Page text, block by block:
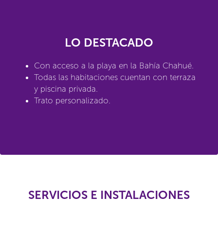
LO DESTACADO
Con acceso a la playa en la Bahía Chahué.
Todas las habitaciones cuentan con terraza
y piscina privada.
Trato personalizado.
SERVICIOS E INSTALACIONES